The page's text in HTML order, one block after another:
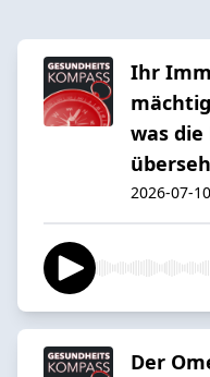
Ihr
was
2026-07-10
Der